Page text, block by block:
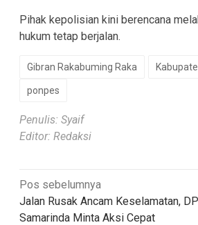
Pihak kepolisian kini berencana
hukum tetap berjalan.
Gibran Rakabuming Raka
ponpes
Penulis: Syaif
Editor: Redaksi
Navigasi
pos
Pos sebelumnya
Jalan Rusak Ancam Keselamatan,
Samarinda Minta Aksi Cepat